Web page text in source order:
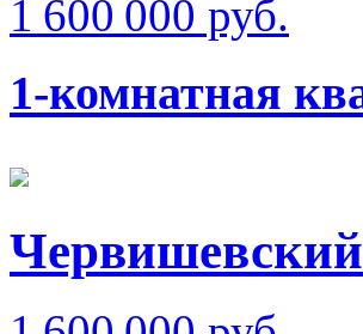
1 600 000 руб.
1-комнатная